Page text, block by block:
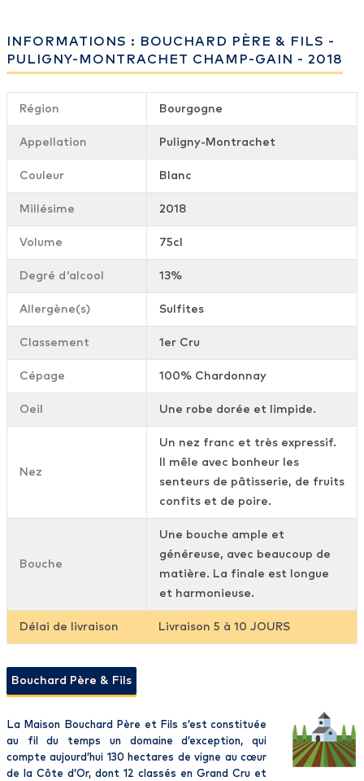
INFORMATIONS : BOUCHARD PÈRE & FILS -
PULIGNY-MONTRACHET CHAMP-GAIN - 2018
Région Bourgogne
Appellation Puligny-Montrachet
Couleur Blanc
Millésime 2018
Volume 75cl
Degré d'alcool 13%
Allergène(s) Sulfites
Classement 1er Cru
Cépage 100% Chardonnay
Oeil Une robe dorée et limpide.
Nez
Un nez franc et très expressif.
Il mêle avec bonheur les
senteurs de pâtisserie, de fruits
confits et de poire.
Bouche
Une bouche ample et
généreuse, avec beaucoup de
matière. La finale est longue
et harmonieuse.
Délai de livraison Livraison 5 à 10 JOURS
Bouchard Père & Fils
La Maison Bouchard Père et Fils s’est constituée
au fil du temps un domaine d’exception, qui
compte aujourd’hui 130 hectares de vigne au cœur
de la Côte d’Or, dont 12 classés en Grand Cru et